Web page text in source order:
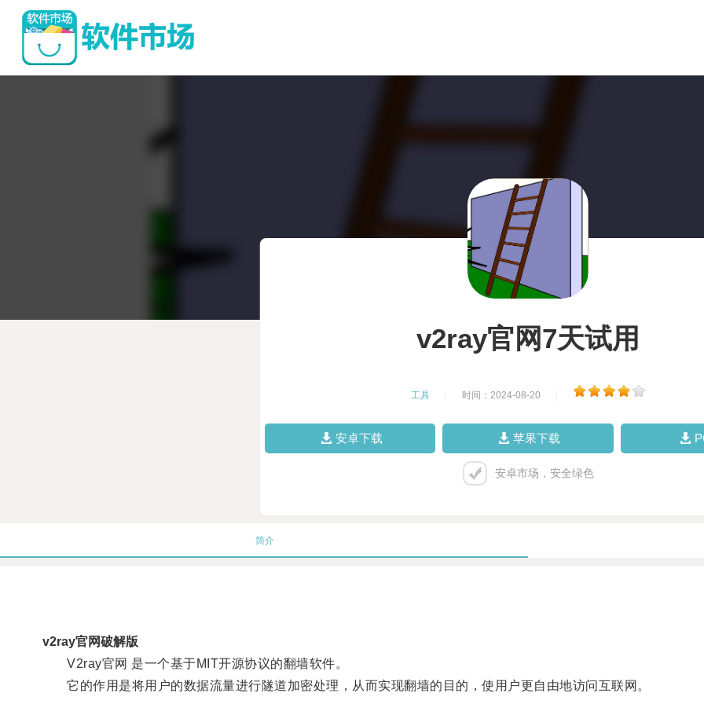
v2ray官网7天试用
工具 时间：2024-08-20
安卓下载 苹果下载
安卓市场，安全绿色
简介
v2ray官网破解版
V2ray官网 是一个基于MIT开源协议的翻墙软件。
它的作用是将用户的数据流量进行隧道加密处理，从而实现翻墙的目的，使用户更自由地访问互联网。